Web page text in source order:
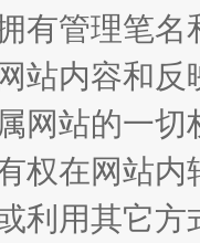
有管理笔
站内容和
网站的一
权在网站
利用其它